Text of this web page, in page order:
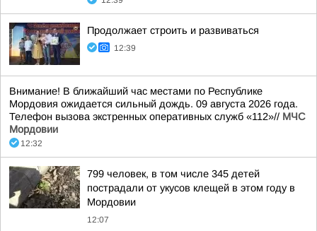
Продолжает строить и развиваться
12:39
Внимание! В ближайший час местами по Республике
Мордовия ожидается сильный дождь. 09 августа 2026 года.
Телефон вызова экстренных оперативных служб «112»// МЧС
Мордовии
12:32
799 человек, в том числе 345 детей
пострадали от укусов клещей в этом году в
Мордовии
12:07